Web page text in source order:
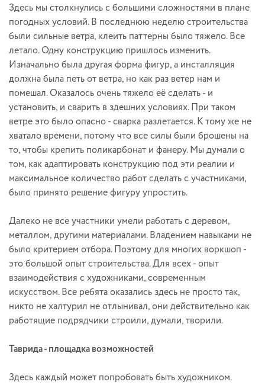
Здесь мы столкнулись с большими сложностями в плане
погодных условий. В последнюю неделю строительства
были сильные ветра, клеить паттерны было тяжело. Все
летало. Одну конструкцию пришлось изменить.
Изначально была другая форма фигур, а инсталляция
должна была петь от ветра, но как раз ветер нам и
помешал. Оказалось очень тяжело её сделать - и
установить, и сварить в здешних условиях. При таком
ветре это было опасно - сварка разлетается. К тому же не
хватало времени, потому что все силы были брошены на
то, чтобы крепить поликарбонат и фанеру. Мы думали о
том, как адаптировать конструкцию под эти реалии и
максимальное количество работ сделать с участниками,
было принято решение фигуру упростить.
Далеко не все участники умели работать с деревом,
металлом, другими материалами. Владением навыками не
было критерием отбора. Поэтому для многих воркшоп -
это большой опыт строительства. Для всех - опыт
взаимодействия с художниками, современным
искусством. Все ребята оказались здесь не просто так,
никто не халтурил не отлынивал, они действительно как
работящие подрядчики строили, думали, творили.
Таврида - площадка возможностей
Здесь каждый может попробовать быть художником.